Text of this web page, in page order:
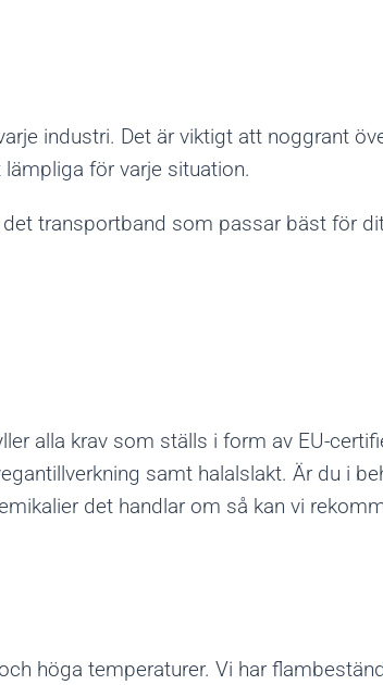
industri. Det är viktigt att noggrant
för varje situation.
transportband som passar bäst för
alla krav som ställs i form av EU-
samt halalslakt. Är du i
det handlar om så kan vi
höga temperaturer. Vi har